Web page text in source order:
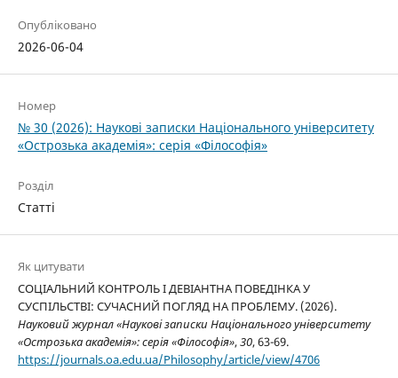
Опубліковано
2026-06-04
Номер
№ 30 (2026): Наукові записки Національного університету
«Острозька академія»: серія «Філософія»
Розділ
Статті
Як цитувати
СОЦІАЛЬНИЙ КОНТРОЛЬ І ДЕВІАНТНА ПОВЕДІНКА У
СУСПІЛЬСТВІ: СУЧАСНИЙ ПОГЛЯД НА ПРОБЛЕМУ. (2026).
Науковий журнал «Наукові записки Національного університету
«Острозька академія»: серія «Філософія»,30, 63-69.
https://journals.oa.edu.ua/Philosophy/article/view/4706